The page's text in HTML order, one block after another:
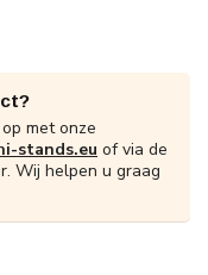
met onze
stands.eu of via de
Wij helpen u graag